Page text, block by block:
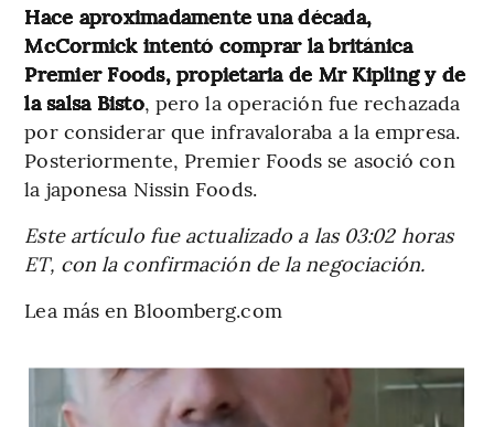
Hace aproximadamente una década,
McCormick intentó comprar la británica
Premier Foods, propietaria de Mr Kipling y de
la salsa Bisto, pero la operación fue rechazada
por considerar que infravaloraba a la empresa.
Posteriormente, Premier Foods se asoció con
la japonesa Nissin Foods.
Este artículo fue actualizado a las 03:02 horas
ET, con la confirmación de la negociación.
Lea más en Bloomberg.com